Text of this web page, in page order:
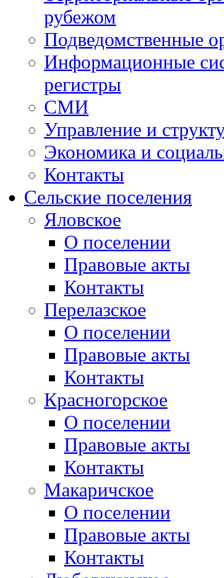
рубежом
Подведомственные
Информационные
регистры
СМИ
Управление и
Экономика и
Контакты
Сельские поселения
Яловское
О поселении
Правовые акты
Контакты
Перелазское
О поселении
Правовые акты
Контакты
Красногорское
О поселении
Правовые акты
Контакты
Макаричское
О поселении
Правовые акты
Контакты